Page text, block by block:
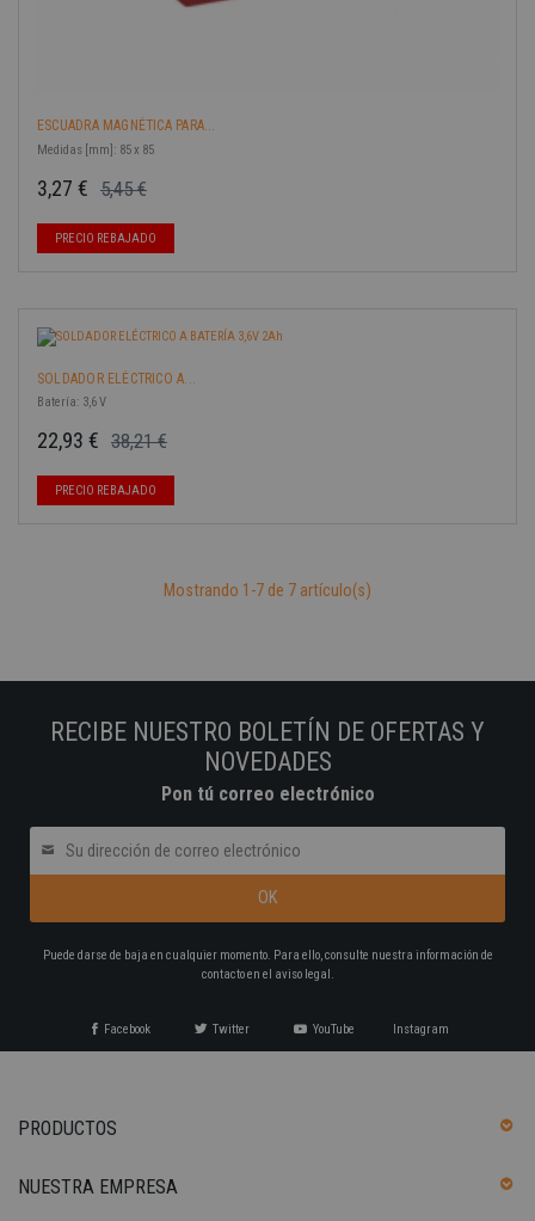
ESCUADRA MAGNÉTICA PARA...
Medidas [mm]: 85 x 85
5,45 €
3,27 €
PRECIO REBAJADO
SOLDADOR ELÉCTRICO A...
Batería: 3,6 V
38,21 €
22,93 €
PRECIO REBAJADO
Mostrando 1-7 de 7 artículo(s)
RECIBE NUESTRO BOLETÍN DE OFERTAS Y
NOVEDADES
Pon tú correo electrónico
Puede darse de baja en cualquier momento. Para ello, consulte nuestra información de
contacto en el aviso legal.
Facebook Twitter YouTube Instagram
PRODUCTOS
NUESTRA EMPRESA